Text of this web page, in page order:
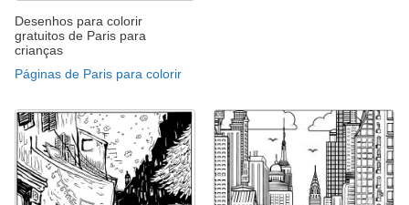
Desenhos para colorir
gratuitos de Paris para
crianças
Páginas de Paris para colorir